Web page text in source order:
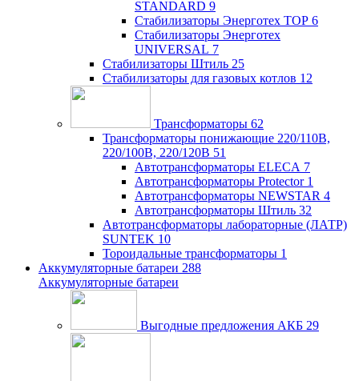
STANDARD 9
Стабилизаторы Энерготех TOP 6
Стабилизаторы Энерготех
UNIVERSAL 7
Стабилизаторы Штиль 25
Стабилизаторы для газовых котлов 12
Трансформаторы 62
Трансформаторы понижающие 220/110В,
220/100В, 220/120В 51
Автотрансформаторы ELECA 7
Автотрансформаторы Protector 1
Автотрансформаторы NEWSTAR 4
Автотрансформаторы Штиль 32
Автотрансформаторы лабораторные (ЛАТР)
SUNTEK 10
Тороидальные трансформаторы 1
Аккумуляторные батареи 288
Аккумуляторные батареи
Выгодные предложения АКБ 29